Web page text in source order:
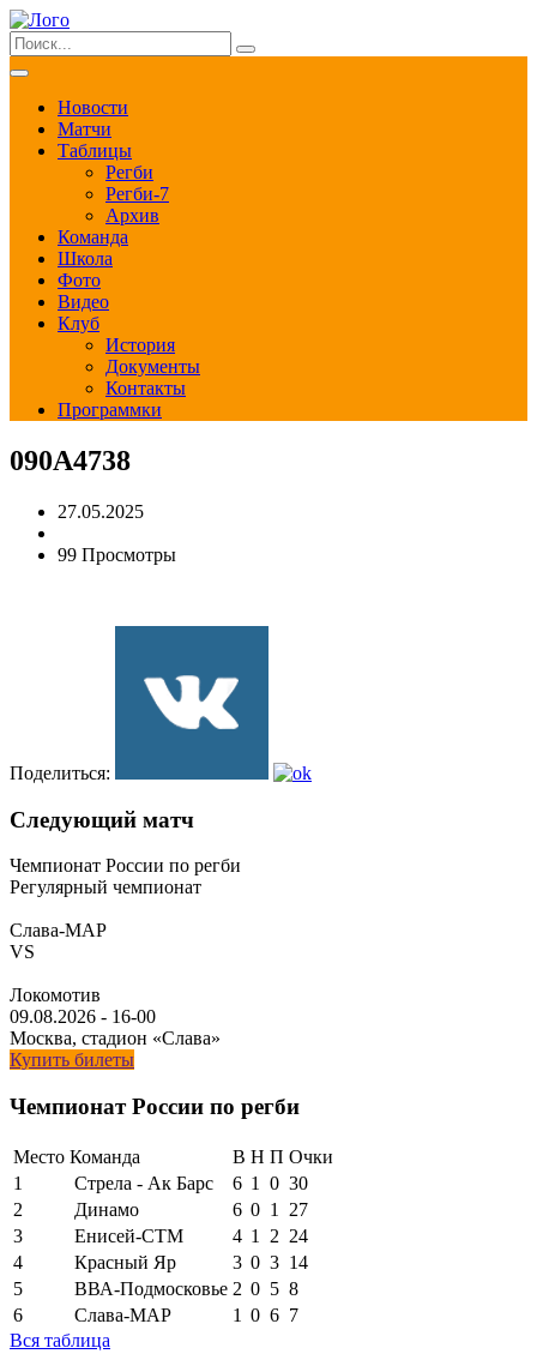
Новости
Матчи
Таблицы
Регби
Регби-7
Архив
Команда
Школа
Фото
Видео
Клуб
История
Документы
Контакты
Программки
090A4738
27.05.2025
99 Просмотры
Поделиться:
Следующий матч
Чемпионат России по регби
Регулярный чемпионат
Слава-МАР
VS
Локомотив
09.08.2026 - 16-00
Москва, стадион «Слава»
Купить билеты
Чемпионат России по регби
Место Команда В Н П Очки
1
Стрела - Ак Барс 6 1 0 30
2
Динамо 6 0 1
27
3
Енисей-СТМ 4 1 2 24
4
Красный Яр 3 0 3 14
5
ВВА-Подмосковье 2 0 5 8
6
Слава-МАР 1 0 6 7
Вся таблица